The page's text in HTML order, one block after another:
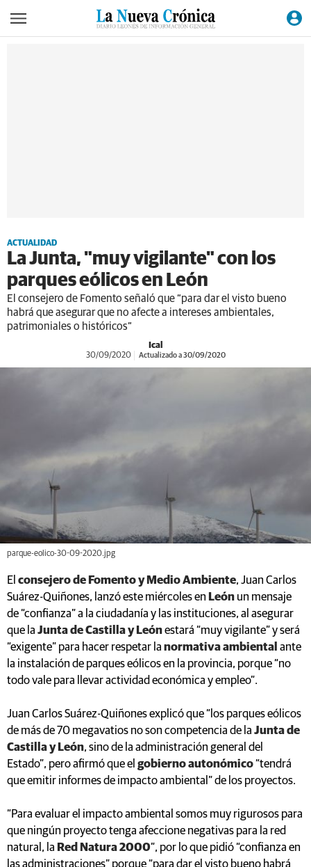
ACTUALIDAD
La Junta, "muy vigilante" con los
parques eólicos en León
El consejero de Fomento señaló que “para dar el visto bueno
habrá que asegurar que no afecte a intereses ambientales,
patrimoniales o históricos”
Ical
30/09/2020 Actualizado a 30/09/2020
parque-eolico-30-09-2020.jpg
El consejero de Fomento y Medio Ambiente, Juan Carlos
Suárez-Quiñones, lanzó este miércoles en León un mensaje
de “confianza” a la ciudadanía y las instituciones, al asegurar
que la Junta de Castilla y Leónestará “muy vigilante” y será
“exigente” para hacer respetar la normativa ambiental ante
la instalación de parques eólicos en la provincia, porque “no
todo vale para llevar actividad económica y empleo”.
Juan Carlos Suárez-Quiñones explicó que “los parques eólicos
de más de 70 megavatios no son competencia de la Junta de
Castilla y León, sino de la administración general del
Estado”, pero afirmó que el gobierno autonómico“tendrá
que emitir informes de impacto ambiental” de los proyectos.
“Para evaluar el impacto ambiental somos muy rigurosos para
que ningún proyecto tenga afeccione negativas para la red
natural, la Red Natura 2000”, por lo que pidió “confianza en
las administraciones” porque “para dar el visto bueno habrá